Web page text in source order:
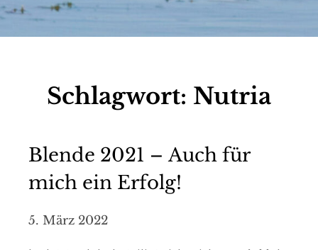
Schlagwort: Nutria
Blende 2021 – Auch für
mich ein Erfolg!
5. März 2022